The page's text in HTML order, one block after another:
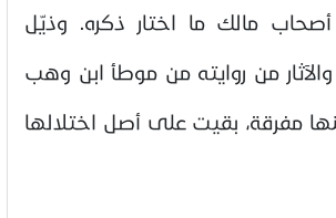
مالك ما اختار ذكره. وذيّل
من روايته من موطأ ابن وهب
مفرقة، بقيت على أصل اختلالها